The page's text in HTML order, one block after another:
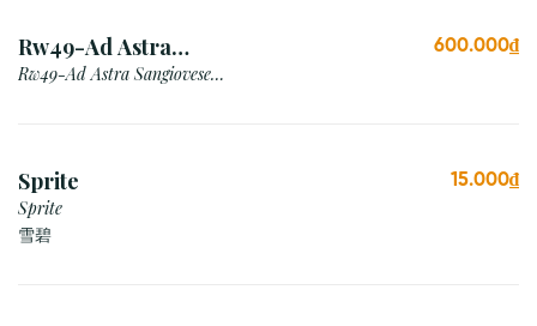
Rw49-Ad Astra
Sangiovese Rubicone Igt
Rw49-Ad Astra Sangiovese
600.000₫
Sprite
Sprite
雪碧
15.000₫